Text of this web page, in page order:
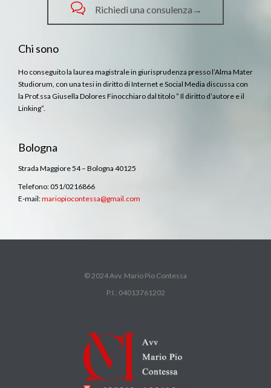
 Richiedi una consulenza→
Chi sono
Ho conseguito la laurea magistrale in giurisprudenza presso l’Alma Mater
Studiorum, con una tesi in diritto di Internet e Social Media discussa con
la Prof.ssa Giusella Dolores Finocchiaro dal titolo ” Il diritto d’autore e il
Linking”.
Bologna
Strada Maggiore 54 – Bologna 40125
Telefono: 051/0216866
E-mail:mariopiocontessa@gmail.com
© 2024 Avv. Mario Pio Contessa
P.I.: 04013761202